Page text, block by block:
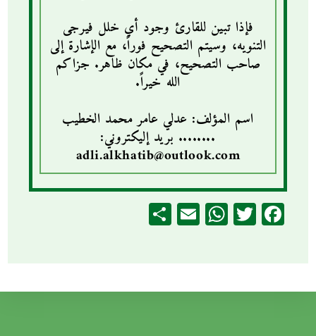
فإذا تبين للقارئ وجود أي خلل فيرجى
التنويه، وسيتم التصحيح فوراً، مع الإشارة إلى
صاحب التصحيح، في مكان ظاهر. جزاكم
الله خيراً.
اسم المؤلف: عدلي عامر محمد الخطيب
........ بريد إليكتروني:
adli.alkhatib@outlook.com
Fa
ce
o
o
T
w
er
W
ha
A
p
E
m